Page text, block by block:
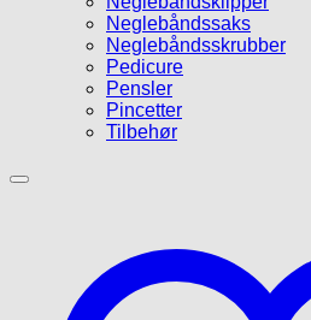
Neglebåndssaks
Neglebåndsskrubber
Pedicure
Pensler
Pincetter
Tilbehør